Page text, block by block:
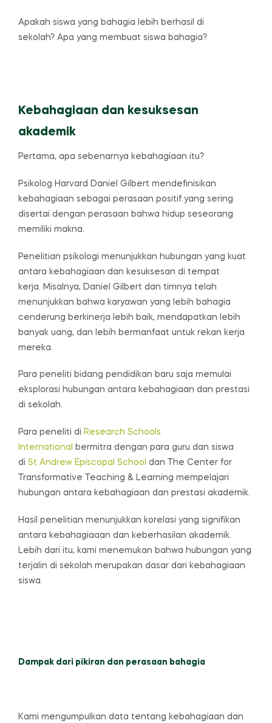
Apakah siswa yang bahagia lebih berhasil di
sekolah? Apa yang membuat siswa bahagia?
Kebahagiaan dan kesuksesan
akademik
Pertama, apa sebenarnya kebahagiaan itu?
Psikolog Harvard Daniel Gilbert mendefinisikan
kebahagiaan sebagai perasaan positif yang sering
disertai dengan perasaan bahwa hidup seseorang
memiliki makna.
Penelitian psikologi menunjukkan hubungan yang kuat
antara kebahagiaan dan kesuksesan di tempat
kerja. Misalnya, Daniel Gilbert dan timnya telah
menunjukkan bahwa karyawan yang lebih bahagia
cenderung berkinerja lebih baik, mendapatkan lebih
banyak uang, dan lebih bermanfaat untuk rekan kerja
mereka.
Para peneliti bidang pendidikan baru saja memulai
eksplorasi hubungan antara kebahagiaan dan prestasi
di sekolah.
Para peneliti di Research Schools
International
bermitra dengan para guru dan siswa
di St Andrew Episcopal School
dan The Center for
Transformative Teaching & Learning mempelajari
hubungan antara kebahagiaan dan prestasi akademik.
Hasil penelitian menunjukkan korelasi yang signifikan
antara kebahagiaaan dan keberhasilan akademik.
Lebih dari itu, kami menemukan bahwa hubungan yang
terjalin di sekolah merupakan dasar dari kebahagiaan
siswa.
Dampak dari pikiran dan perasaan bahagia
Kami mengumpulkan data tentang kebahagiaan dan